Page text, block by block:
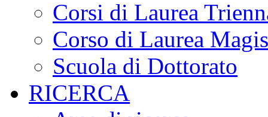
Corsi di Laurea
Corso di Laurea
Scuola di Dottorato
RICERCA